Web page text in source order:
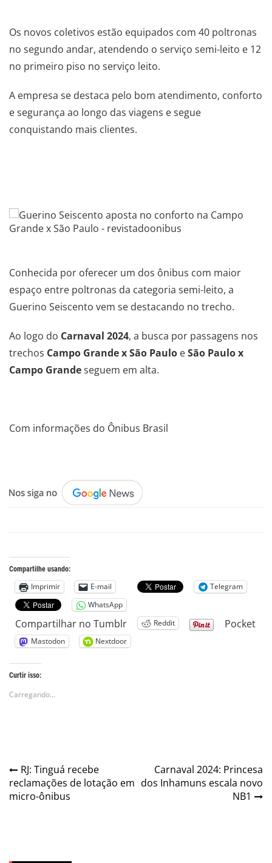
Os novos coletivos estão equipados com 40 poltronas
no segundo andar, atendendo o serviço semi-leito e 12
no primeiro piso no serviço leito.
A empresa se destaca pelo bom atendimento, conforto
e segurança ao longo das viagens e segue
conquistando mais clientes.
Conhecida por oferecer um dos ônibus com maior
espaço entre poltronas da categoria semi-leito, a
Guerino Seiscento vem se destacando no trecho.
Ao logo do Carnaval 2024, a busca por passagens nos
trechos Campo Grande x São Paulo eSão Paulo x
Campo Grandeseguem em alta.
Com informações do Ônibus Brasil
Compartilhe usando:
Imprimir E-mail
Telegram
WhatsApp
Compartilhar no Tumblr Reddit Pocket
Mastodon Nextdoor
Curtir isso:
Carregando...
Navegação
de
RJ: Tinguá recebe
reclamações de lotação em
micro-ônibus
Carnaval 2024: Princesa
dos Inhamuns escala novo
NB1